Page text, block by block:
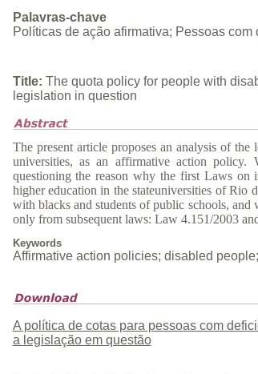
Palavras-chave
Políticas de ação afirmativa; Pessoas
Title: The quota policy for people with
legislation in question
The present article proposes an analysis of
universities, as an affirmative action
questioning the reason why the first Laws on
higher education in the stateuniversities of Rio
with blacks and students of public schools, and
only from subsequent laws: Law 4.151/2003
Keywords
Affirmative action policies; disabled
A política de cotas para pessoas com
a legislação em questão